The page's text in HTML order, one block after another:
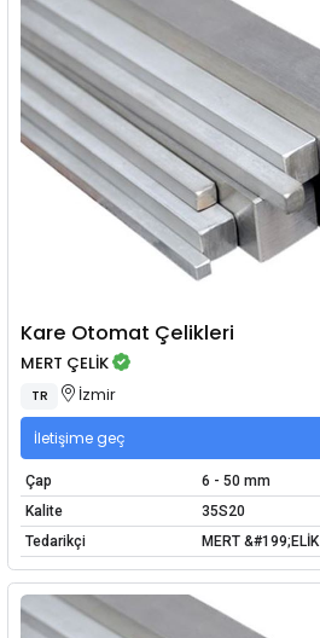
Kare Otomat Çelikleri
MERT ÇELİK
TR İzmir
İletişime geç
Çap
6 - 50 mm
Kalite
35S20
Tedarikçi
MERT &#199;ELİK